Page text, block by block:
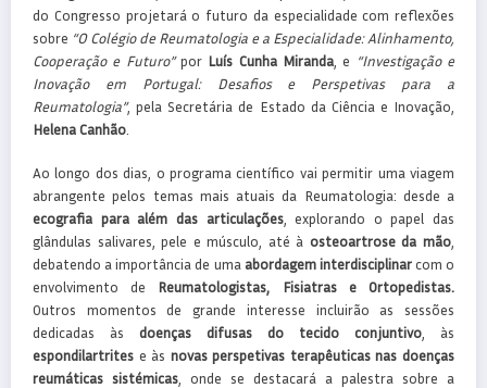
do Congresso projetará o futuro da especialidade com reflexões
sobre “O Colégio de Reumatologia e a Especialidade: Alinhamento,
Cooperação e Futuro”por Luís Cunha Miranda , e “Investigação e
Inovação em Portugal: Desafios e Perspetivas para a
Reumatologia”, pela Secretária de Estado da Ciência e Inovação,
Helena Canhão
Ao longo dos dias, o programa científico vai permitir uma viagem
abrangente pelos temas mais atuais da Reumatologia: desde a
ecografia para além das articulações, explorando o papel das
glândulas salivares, pele e músculo, até à osteoartrose da mão
debatendo a importância de uma abordagem interdisciplinarcom o
envolvimento de Reumatologistas, Fisiatras e Ortopedistas.
Outros momentos de grande interesse incluirão as sessões
dedicadas às doenças difusas do tecido conjuntivo , às
espondilartrites e às novas perspetivas terapêuticas nas doenças
reumáticas sistémicas , onde se destacará a palestra sobre a